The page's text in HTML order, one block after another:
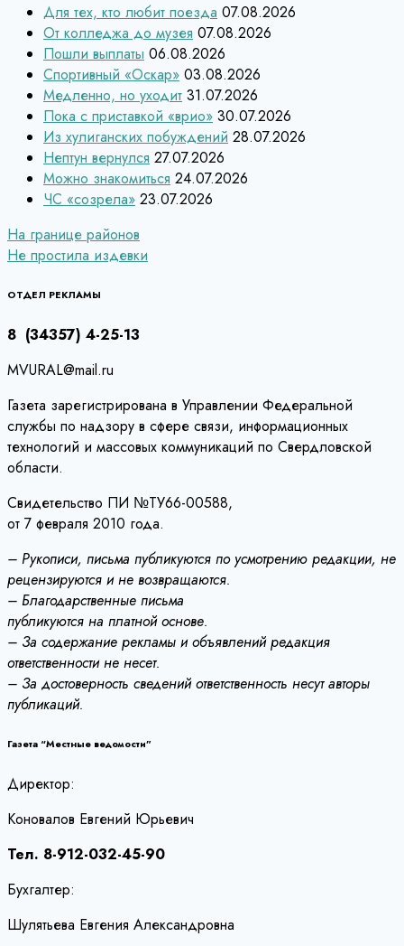
Для тех, кто любит поезда 07.08.2026
От колледжа до музея 07.08.2026
Пошли выплаты 06.08.2026
Спортивный «Оскар» 03.08.2026
Медленно, но уходит 31.07.2026
Пока с приставкой «врио» 30.07.2026
Из хулиганских побуждений 28.07.2026
Нептун вернулся 27.07.2026
Можно знакомиться 24.07.2026
ЧС «созрела» 23.07.2026
Навигация
по
записям
На границе районов
Не простила издевки
ОТДЕЛ РЕКЛАМЫ
8 (34357) 4-25-13
MVURAL@mail.ru
Газета зарегистрирована в Управлении Федеральной
службы по надзору в сфере связи, информационных
технологий и массовых коммуникаций по Свердловской
области.
Свидетельство ПИ №ТУ66-00588,
от 7 февраля 2010 года.
– Рукописи, письма публикуются по усмотрению редакции, не
рецензируются и не возвращаются.
– Благодарственные письма
публикуются на платной основе.
– За содержание рекламы и объявлений редакция
ответственности не несет.
– За достоверность сведений ответственность несут авторы
публикаций.
Газета “Местные ведомости”
Директор:
Коновалов Евгений Юрьевич
Тел. 8-912-032-45-90
Бухгалтер:
Шулятьева Евгения Александровна